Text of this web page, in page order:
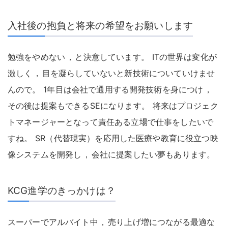
入社後の抱負と将来の希望をお願いします
勉強をやめない ， と決意しています。
ITの世界は変化が
激しく
， 目を凝らしていないと新技術についていけませ
んので。 1年目は会社で通用する開発技術を身につけ ，
その後は提案もできるSEになります。
将来はプロジェク
トマネージャーとなって責任ある立場で仕事をしたいで
すね。
SR（代替現実）を応用した医療や教育に役立つ映
像システムを開発し ， 会社に提案したい夢もあります。
KCG進学のきっかけは？
スーパーでアルバイト中 ， 売り上げ増につながる最適な